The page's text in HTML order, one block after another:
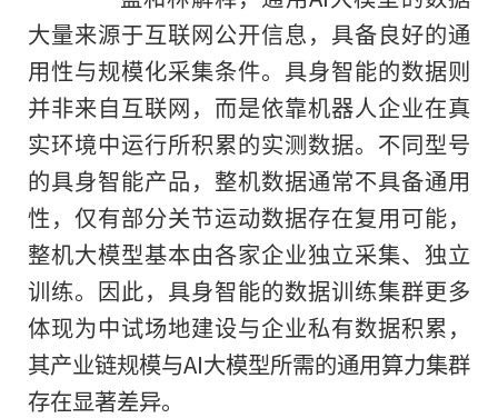
大量来源于互联网公开信息，具备良好的通
用性与规模化采集条件。具身智能的数据则
并非来自互联网，而是依靠机器人企业在真
实环境中运行所积累的实测数据。不同型号
的具身智能产品，整机数据通常不具备通用
性，仅有部分关节运动数据存在复用可能，
整机大模型基本由各家企业独立采集、独立
训练。因此，具身智能的数据训练集群更多
体现为中试场地建设与企业私有数据积累，
其产业链规模与AI大模型所需的通用算力集群
存在显著差异。